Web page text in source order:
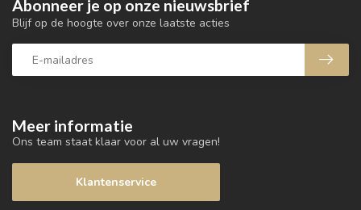
Meer informatie
Ons team staat klaar voor al uw vragen!
Klantenservice
Abonneer je op onze nieuwsbrief
Blijf op de hoogte over onze laatste acties